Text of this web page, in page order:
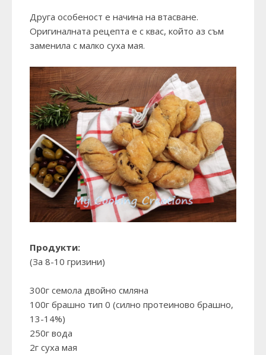
Друга особеност е начина на втасване.
Оригиналната рецепта е с квас, който аз съм
заменила с малко суха мая.
Продукти:
(За 8-10 гризини)
300г семола двойно смляна
100г брашно тип 0 (силно протеиново брашно,
13-14%)
250г вода
2г суха мая